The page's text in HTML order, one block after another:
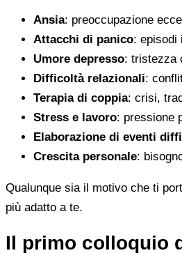
Ansia: preoccupazione
Attacchi di panico: episodi
Umore depresso: tristezza
Difficoltà relazionali:
Terapia di coppia: crisi,
Stress e lavoro: pressione
Elaborazione di eventi
Crescita personale:
Qualunque sia il motivo che ti
più adatto a te.
Il primo colloquio